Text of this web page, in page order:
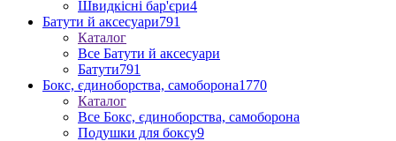
Швидкісні бар'єри4
Батути й аксесуари791
Каталог
Все Батути й аксесуари
Батути791
Бокс, єдиноборства, самоборона1770
Каталог
Все Бокс, єдиноборства, самоборона
Подушки для боксу9